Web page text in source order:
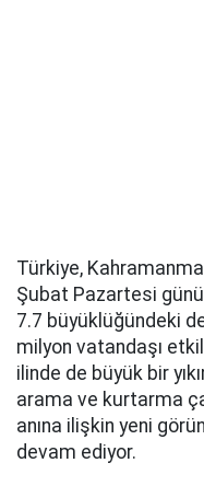
Türkiye,
Şubat Pazartesi
7.7 büyüklüğündeki
milyon vatandaşı
ilinde de büyük bir
arama ve kurtarma
anına ilişkin yeni
devam ediyor.